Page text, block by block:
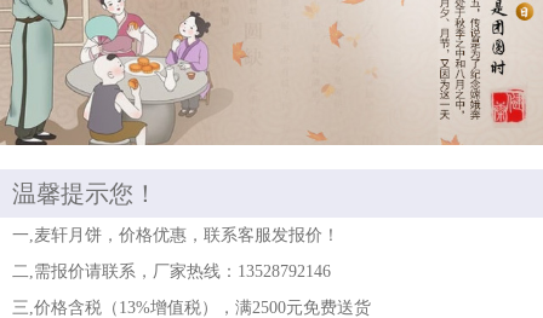
温馨提示您！
一,麦轩月饼，价格优惠，联系客服发报价！
二,需报价请联系，厂家热线：13528792146
三,价格含税（13%增值税），满2500元免费送货